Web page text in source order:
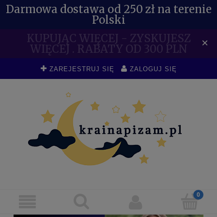
Darmowa dostawa od 250 zł na terenie
Polski
KUPUJĄC WIĘCEJ - ZYSKUJESZ
WIĘCEJ . RABATY OD 300 PLN ×
ZAREJESTRUJ SIĘ ZALOGUJ SIĘ